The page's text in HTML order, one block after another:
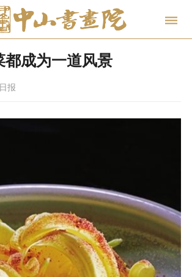

都成为一道风景
报